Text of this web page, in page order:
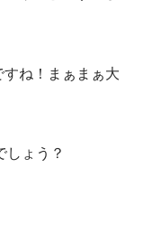
ね！まぁまぁ大
しょう？